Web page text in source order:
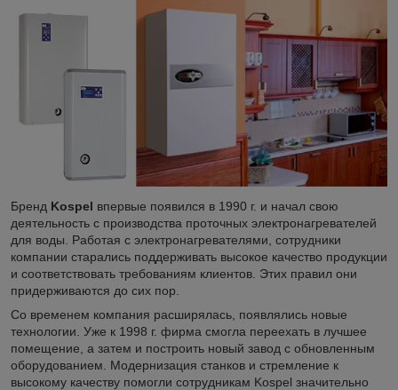
Бренд Kospel впервые появился в 1990 г. и начал свою
деятельность с производства проточных электронагревателей
для воды. Работая с электронагревателями, сотрудники
компании старались поддерживать высокое качество продукции
и соответствовать требованиям клиентов. Этих правил они
придерживаются до сих пор.
Со временем компания расширялась, появлялись новые
технологии. Уже к 1998 г. фирма смогла переехать в лучшее
помещение, а затем и построить новый завод с обновленным
оборудованием. Модернизация станков и стремление к
высокому качеству помогли сотрудникам Kospel значительно